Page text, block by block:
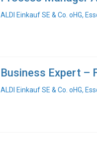
ALDI Einkauf SE & Co. oHG,
Business Expert –
ALDI Einkauf SE & Co. oHG,